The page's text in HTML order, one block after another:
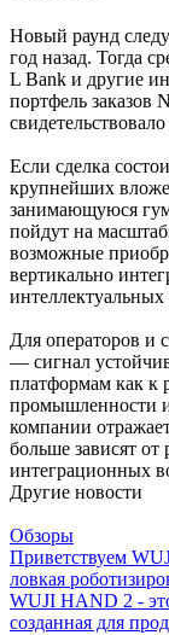
Новый раунд
год назад. Тогда
L Bank и другие
портфель заказов
Если сделка
крупнейших
занимающуюся
пойдут на
возможные
вертикально
интеллектуальных
Для операторов и
— сигнал
платформам как к
промышленности
компании
больше зависят от
интеграционных
Другие новости
Обзоры
Приветствуем
ловкая
WUJI HAND 2 -
созданная для